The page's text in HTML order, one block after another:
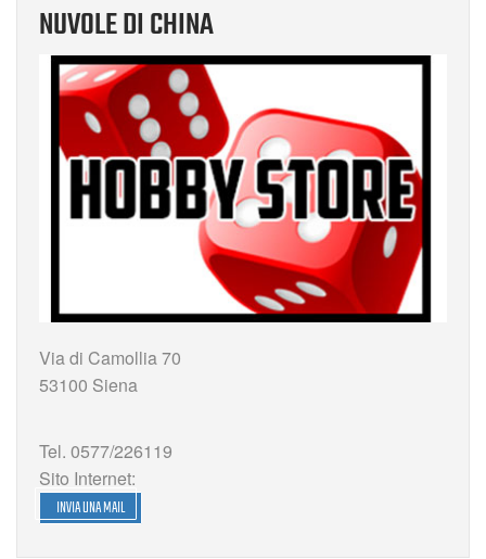
NUVOLE DI CHINA
Via di Camollia 70
53100 Siena
Tel. 0577/226119
Sito Internet:
INVIA UNA MAIL